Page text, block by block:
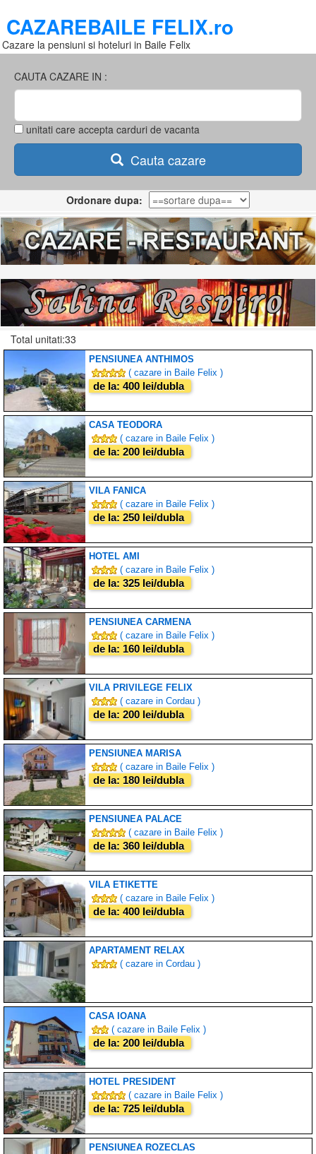
CAZAREBAILE FELIX.ro
Cazare la pensiuni si hoteluri in Baile Felix
CAUTA CAZARE IN :
unitati care accepta carduri de vacanta
Cauta cazare
Ordonare dupa:
Total unitati:33
PENSIUNEA ANTHIMOS
( cazare in Baile Felix )
de la: 400 lei/dubla
CASA TEODORA
( cazare in Baile Felix )
de la: 200 lei/dubla
VILA FANICA
( cazare in Baile Felix )
de la: 250 lei/dubla
HOTEL AMI
( cazare in Baile Felix )
de la: 325 lei/dubla
PENSIUNEA CARMENA
( cazare in Baile Felix )
de la: 160 lei/dubla
VILA PRIVILEGE FELIX
( cazare in Cordau )
de la: 200 lei/dubla
PENSIUNEA MARISA
( cazare in Baile Felix )
de la: 180 lei/dubla
PENSIUNEA PALACE
( cazare in Baile Felix )
de la: 360 lei/dubla
VILA ETIKETTE
( cazare in Baile Felix )
de la: 400 lei/dubla
APARTAMENT RELAX
( cazare in Cordau )
CASA IOANA
( cazare in Baile Felix )
de la: 200 lei/dubla
HOTEL PRESIDENT
( cazare in Baile Felix )
de la: 725 lei/dubla
PENSIUNEA ROZECLAS